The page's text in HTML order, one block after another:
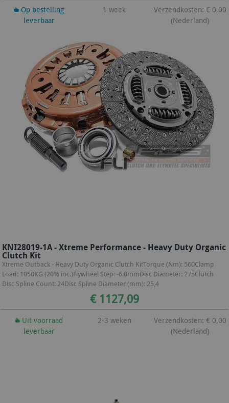
Op bestelling
leverbaar
1 week
Verzendkosten: € 0,00
(Nederland)
KNI28019-1A - Xtreme Performance - Heavy Duty Organic
Clutch Kit
Xtreme Outback - Heavy Duty Organic Clutch KitTorque (Nm): 560Clamp
Load: 1050KG (20% inc.)Flywheel Step: -6.0mmDisc Diameter: 275Clutch
Disc Spline Count: 24Disc Spline Diameter (mm): 25,4
€ 1127,09
Uit voorraad
leverbaar
2-3 weken
Verzendkosten: € 0,00
(Nederland)